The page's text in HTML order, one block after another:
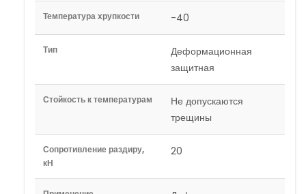
Температура хрупкости -40
Тип
Деформационная
защитная
Стойкость к температурам
Не допускаются
трещины
Сопротивление раздиру,
кН
20